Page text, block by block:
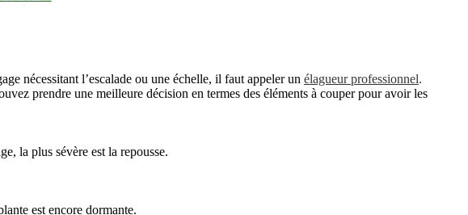
nécessitant l’escalade ou une échelle, il faut appeler un élagueur professionnel.
prendre une meilleure décision en termes des éléments à couper pour avoir les
la plus sévère est la repousse.
est encore dormante.